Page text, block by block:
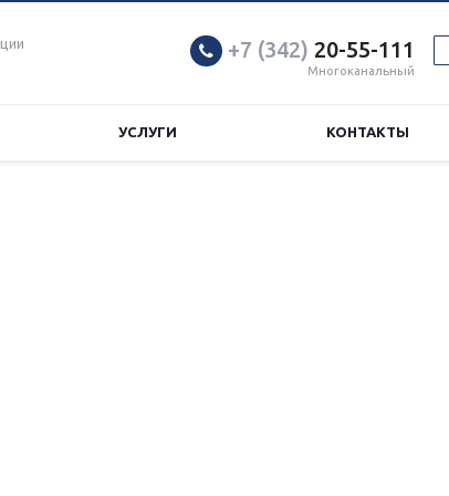
+7 (342) 20-55-111
Многоканальный
УСЛУГИ КОНТАКТЫ